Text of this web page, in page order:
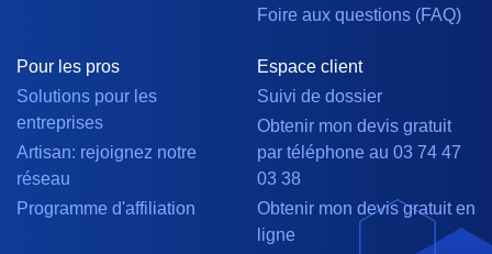
Foire aux questions (FAQ)
Pour les pros
Solutions pour les
entreprises
Artisan: rejoignez notre
réseau
Programme d'affiliation
Espace client
Suivi de dossier
Obtenir mon devis gratuit
par téléphone au 03 74 47
03 38
Obtenir mon devis gratuit en
ligne